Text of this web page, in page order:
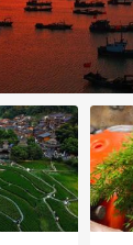
台风“白海
空现绚丽火